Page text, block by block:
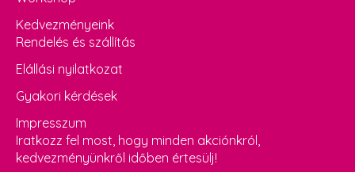
Kedvezményeink
Rendelés és szállítás
Elállási nyilatkozat
Gyakori kérdések
Impresszum
Iratkozz fel most, hogy minden akciónkról,
kedvezményünkről időben értesülj!